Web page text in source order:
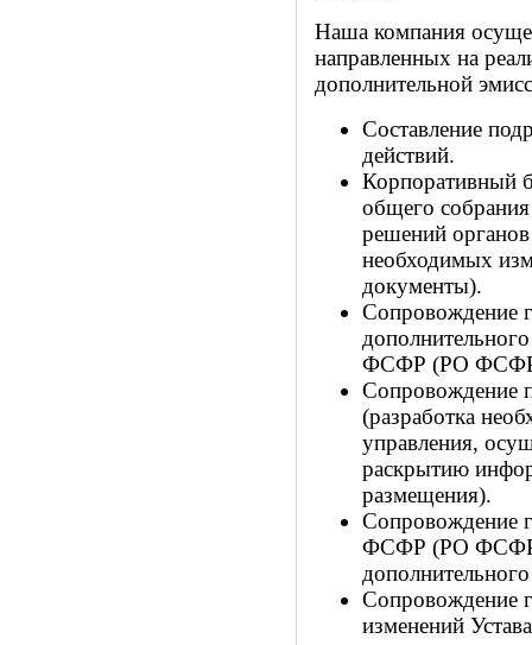
Наша компания
направленных на
дополнительной
Составление
действий.
Корпоративный
общего
решений
необходимых
документы).
Сопровождение
ФСФР (РО
Сопровождение
(разработка
управления,
раскрытию
размещения).
Сопровождение
ФСФР (РО ФСФР)
Сопровождение
изменений